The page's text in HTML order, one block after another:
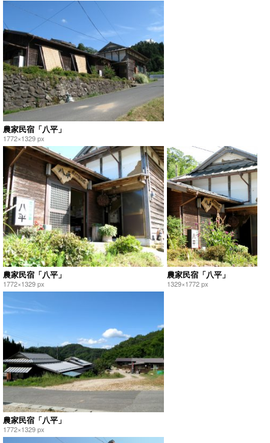
農家民宿「八平」
1772×1329 px
農家民宿「八平」
1772×1329 px
農家民宿「八平」
1329×1772 px
農家民宿「八平」
1772×1329 px